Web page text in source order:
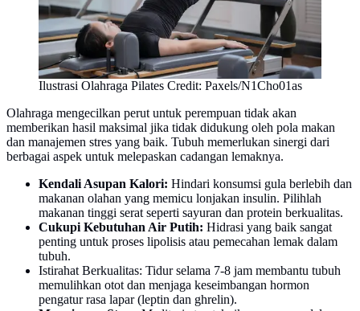
Ilustrasi Olahraga Pilates Credit: Paxels/N1Cho01as
Olahraga mengecilkan perut untuk perempuan tidak akan
memberikan hasil maksimal jika tidak didukung oleh pola makan
dan manajemen stres yang baik. Tubuh memerlukan sinergi dari
berbagai aspek untuk melepaskan cadangan lemaknya.
Kendali Asupan Kalori: Hindari konsumsi gula berlebih dan
makanan olahan yang memicu lonjakan insulin. Pilihlah
makanan tinggi serat seperti sayuran dan protein berkualitas.
Cukupi Kebutuhan Air Putih: Hidrasi yang baik sangat
penting untuk proses lipolisis atau pemecahan lemak dalam
tubuh.
Istirahat Berkualitas: Tidur selama 7-8 jam membantu tubuh
memulihkan otot dan menjaga keseimbangan hormon
pengatur rasa lapar (leptin dan ghrelin).